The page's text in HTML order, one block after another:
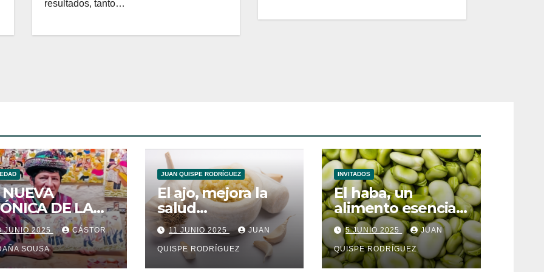
resultados, tanto…
DE LA
JUNIO 2025 CÁSTOR
SOUSA
JUAN QUISPE RODRÍGUEZ
El ajo, mejora la
salud
cardiovascular
11 JUNIO 2025 JUAN
QUISPE RODRÍGUEZ
INVITADOS
El haba, un
alimento esencial
para el
metabolismo
5 JUNIO 2025 JUAN
QUISPE RODRÍGUEZ